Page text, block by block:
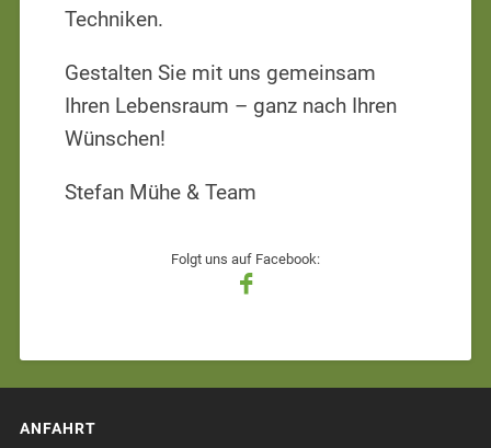
Techniken.
Gestalten Sie mit uns gemeinsam
Ihren Lebensraum – ganz nach Ihren
Wünschen!
Stefan Mühe & Team
Folgt uns auf Facebook:
ANFAHRT